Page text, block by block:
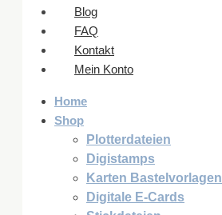
Blog
FAQ
Kontakt
Mein Konto
Home
Shop
Plotterdateien
Digistamps
Karten Bastelvorlagen
Digitale E-Cards